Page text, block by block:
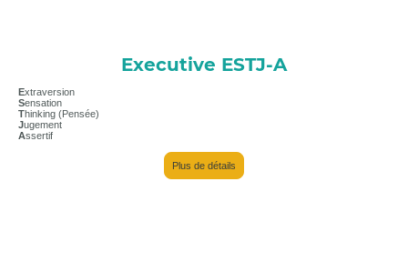
Executive ESTJ-A
Extraversion
Sensation
Thinking (Pensée)
Jugement
Assertif
Plus de détails